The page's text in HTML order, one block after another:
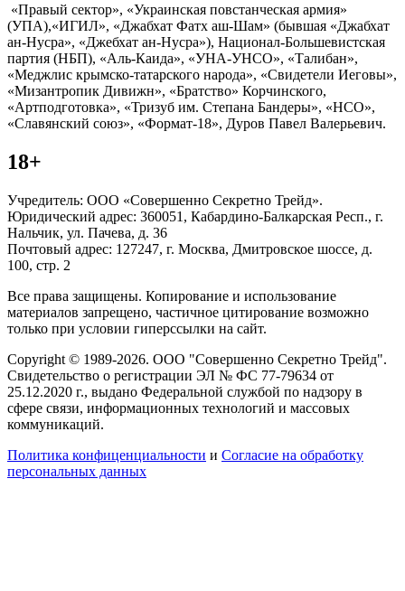
«Правый сектор», «Украинская повстанческая армия»
(УПА),«ИГИЛ», «Джабхат Фатх аш-Шам» (бывшая «Джабхат
ан-Нусра», «Джебхат ан-Нусра»), Национал-Большевистская
партия (НБП), «Аль-Каида», «УНА-УНСО», «Талибан»,
«Меджлис крымско-татарского народа», «Свидетели Иеговы»,
«Мизантропик Дивижн», «Братство» Корчинского,
«Артподготовка», «Тризуб им. Степана Бандеры», «НСО»,
«Славянский союз», «Формат-18», Дуров Павел Валерьевич.
18+
Учредитель: ООО «Совершенно Секретно Трейд».
Юридический адрес: 360051, Кабардино-Балкарская Респ., г.
Нальчик, ул. Пачева, д. 36
Почтовый адрес: 127247, г. Москва, Дмитровское шоссе, д.
100, стр. 2
Все права защищены. Копирование и использование
материалов запрещено, частичное цитирование возможно
только при условии гиперссылки на сайт.
Copyright © 1989-2026. ООО "Совершенно Секретно Трейд".
Свидетельство о регистрации ЭЛ № ФС 77-79634 от
25.12.2020 г., выдано Федеральной службой по надзору в
сфере связи, информационных технологий и массовых
коммуникаций.
Политика конфиценциальности и Согласие на обработку
персональных данных